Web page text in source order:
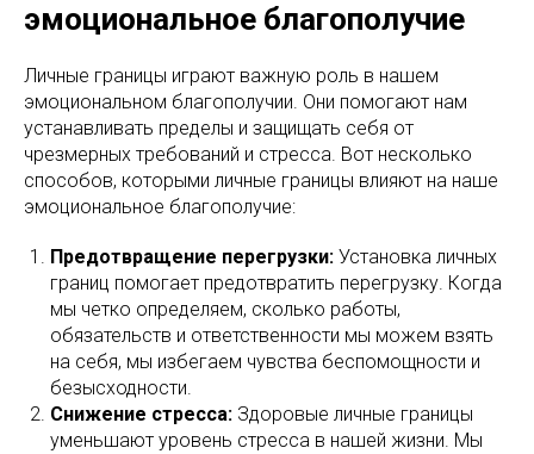
эмоциональное благополучие
Личные границы играют важную роль в нашем
эмоциональном благополучии. Они помогают нам
устанавливать пределы и защищать себя от
чрезмерных требований и стресса. Вот несколько
способов, которыми личные границы влияют на наше
эмоциональное благополучие:
Предотвращение перегрузки: Установка личных
границ помогает предотвратить перегрузку. Когда
мы четко определяем, сколько работы,
обязательств и ответственности мы можем взять
на себя, мы избегаем чувства беспомощности и
безысходности.
Снижение стресса: Здоровые личные границы
уменьшают уровень стресса в нашей жизни. Мы